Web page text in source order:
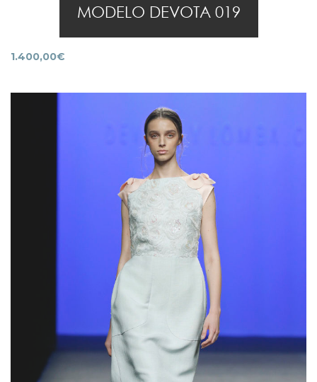
MODELO DEVOTA 019
1.400,00€